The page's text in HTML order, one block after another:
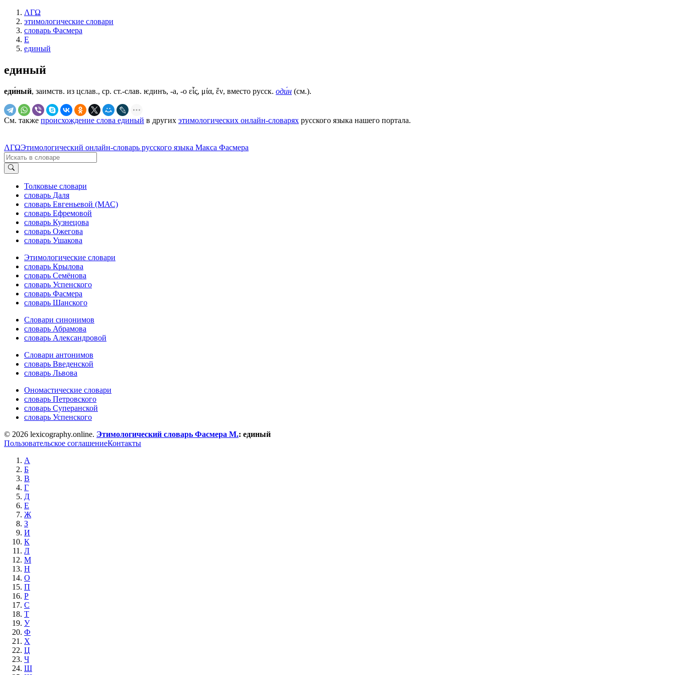
ΛΓΩ
этимологические словари
словарь Фасмера
Е
единый
единый
еди́ный, заимств. из цслав., ср. ст.-слав. ѥдинъ, -а, -о εἷς, μία, ἕν, вместо русск. оди́н (см.).
См. также происхождение слова единый в других этимологических онлайн-словарях русского языка нашего портала.
ΛΓΩЭтимологический онлайн-словарь русского языка Макса Фасмера
Толковые словари
словарь Даля
словарь Евгеньевой (МАС)
словарь Ефремовой
словарь Кузнецова
словарь Ожегова
словарь Ушакова
Этимологические словари
словарь Крылова
словарь Семёнова
словарь Успенского
словарь Фасмера
словарь Шанского
Словари синонимов
словарь Абрамова
словарь Александровой
Словари антонимов
словарь Введенской
словарь Львова
Ономастические словари
словарь Петровского
словарь Суперанской
словарь Успенского
© 2026 lexicography.online. Этимологический словарь Фасмера М.: единый
Пользовательское соглашениеКонтакты
А
Б
В
Г
Д
Е
Ж
З
И
К
Л
М
Н
О
П
Р
С
Т
У
Ф
Х
Ц
Ч
Ш